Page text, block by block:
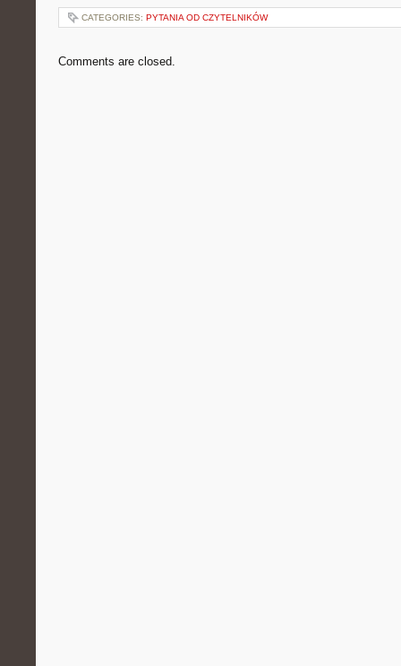
CATEGORIES: PYTANIA OD CZYTELNIKÓW
Comments are closed.